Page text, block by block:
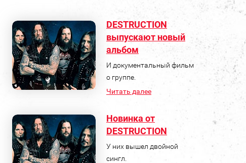
DESTRUCTION
выпускают новый
альбом
И документальный фильм
о группе.
Читать далее
Новинка от
DESTRUCTION
У них вышел двойной
сингл.